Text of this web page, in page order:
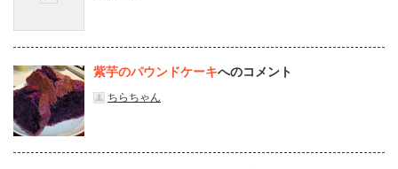
紫芋のパウンドケーキへのコメント
ちらちゃん